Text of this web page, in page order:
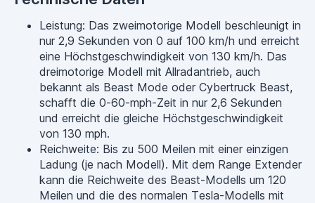
Leistung: Das zweimotorige Modell beschleunigt in
nur 2,9 Sekunden von 0 auf 100 km/h und erreicht
eine Höchstgeschwindigkeit von 130 km/h. Das
dreimotorige Modell mit Allradantrieb, auch
bekannt als Beast Mode oder Cybertruck Beast,
schafft die 0-60-mph-Zeit in nur 2,6 Sekunden
und erreicht die gleiche Höchstgeschwindigkeit
von 130 mph.
Reichweite: Bis zu 500 Meilen mit einer einzigen
Ladung (je nach Modell). Mit dem Range Extender
kann die Reichweite des Beast-Modells um 120
Meilen und die des normalen Tesla-Modells mit